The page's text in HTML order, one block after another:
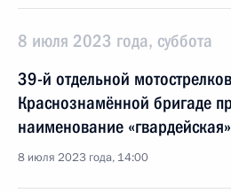
8 июля 2023 года, суббота
39-й отдельной
Краснознамённой бригаде
наименование «гвардейская»
8 июля 2023 года, 14:00